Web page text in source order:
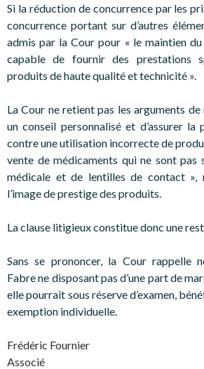
Si la réduction de concurrence par les
concurrence portant sur d’autres
admis par la Cour pour « le maintien
capable de fournir des prestations
produits de haute qualité et technicité ».
La Cour ne retient pas les arguments
un conseil personnalisé et d’assurer
contre une utilisation incorrecte de
vente de médicaments qui ne sont pas
médicale et de lentilles de contact »,
l’image de prestige des produits.
La clause litigieux constitue donc une
Sans se prononcer, la Cour rappelle
Fabre ne disposant pas d’une part de
elle pourrait sous réserve d’examen,
exemption individuelle.
Frédéric Fournier
Associé